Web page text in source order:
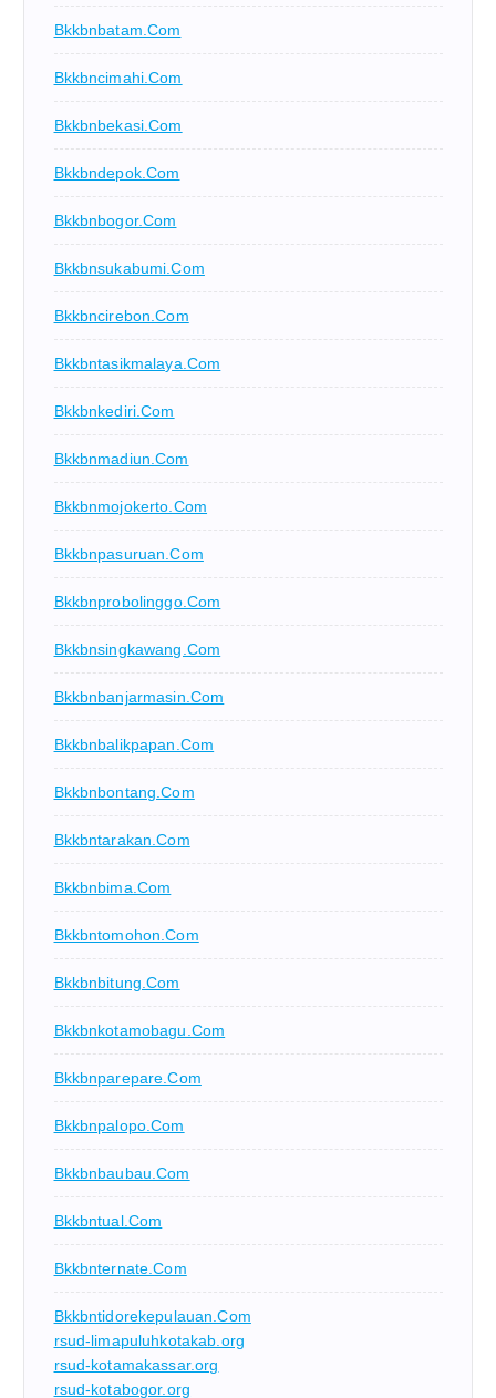
Bkkbnbatam.com
Bkkbncimahi.com
Bkkbnbekasi.com
Bkkbndepok.com
Bkkbnbogor.com
Bkkbnsukabumi.com
Bkkbncirebon.com
Bkkbntasikmalaya.com
Bkkbnkediri.com
Bkkbnmadiun.com
Bkkbnmojokerto.com
Bkkbnpasuruan.com
Bkkbnprobolinggo.com
Bkkbnsingkawang.com
Bkkbnbanjarmasin.com
Bkkbnbalikpapan.com
Bkkbnbontang.com
Bkkbntarakan.com
Bkkbnbima.com
Bkkbntomohon.com
Bkkbnbitung.com
Bkkbnkotamobagu.com
Bkkbnparepare.com
Bkkbnpalopo.com
Bkkbnbaubau.com
Bkkbntual.com
Bkkbnternate.com
Bkkbntidorekepulauan.com
rsud-limapuluhkotakab.org
rsud-kotamakassar.org
rsud-kotabogor.org